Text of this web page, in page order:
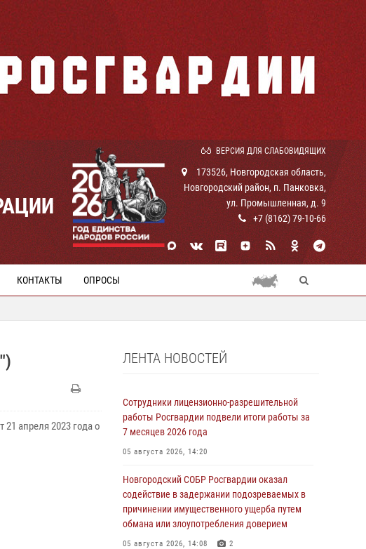
ВЕРСИЯ ДЛЯ СЛАБОВИДЯЩИХ
173526, Новгородская область,
Новгородский район, п. Панковка,
ул. Промышленная, д. 9
+7 (8162) 79-10-66
КОНТАКТЫ ОПРОСЫ
апреля 2023 года о
ЛЕНТА НОВОСТЕЙ
Сотрудники лицензионно-разрешительной
работы Росгвардии подвели итоги работы за
7 месяцев 2026 года
05 августа 2026, 14:20
Новгородский СОБР Росгвардии оказал
содействие в задержании подозреваемых в
причинении имущественного ущерба путем
обмана или злоупотребления доверием
05 августа 2026, 14:08 2